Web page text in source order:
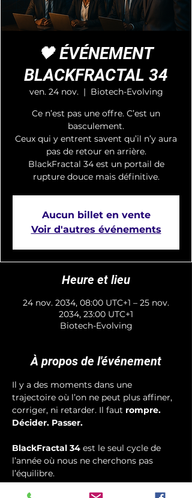
🖤 ÉVÉNEMENT
BLACKFRACTAL 34
ven. 24 nov.
  |
Biotech-Evolving
Ce n’est pas une offre. C’est un
basculement.
Ceux qui y entrent savent qu’il n’y aura
pas de retour en arrière.
BlackFractal 34 est un portail de
rupture douce mais définitive.
Aucun billet en vente
Voir d'autres événements
Heure et lieu
24 nov. 2034, 08:00 UTC+1 – 25 nov.
2034, 23:00 UTC+1
Biotech-Evolving
À propos de l'événement
Il y a des moments dans une
trajectoire où l’on ne peut plus affiner,
corriger, ni retarder. Il faut rompre.
Décider. Passer.
BlackFractal 34 est le seul cycle de
l’année où nous ne cherchons pas
l’équilibre.
Nous cherchons la vérité fractale nue,